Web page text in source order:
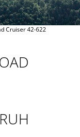
Cruiser 42-622